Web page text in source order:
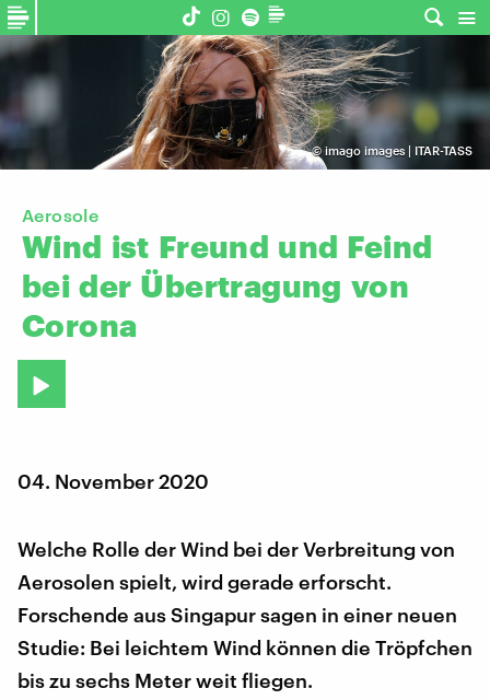
©imago images | ITAR-TASS
Aerosole
Wind ist Freund und Feind
bei der Übertragung von
Corona
04. November 2020
Welche Rolle der Wind bei der Verbreitung von
Aerosolen spielt, wird gerade erforscht.
Forschende aus Singapur sagen in einer neuen
Studie: Bei leichtem Wind können die Tröpfchen
bis zu sechs Meter weit fliegen.